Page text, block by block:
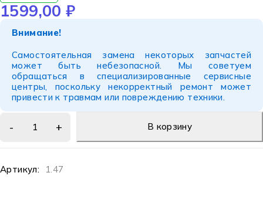
1599,00 ₽
Внимание!
Самостоятельная замена некоторых запчастей
может быть небезопасной. Мы советуем
обращаться в специализированные сервисные
центры, поскольку некорректный ремонт может
привести к травмам или повреждению техники.
В корзину
Артикул: 1.47